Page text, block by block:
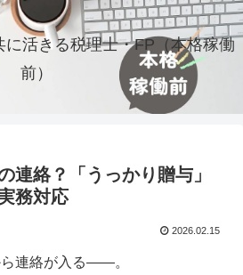
活きる税理士・FP（本格稼働
前）
連絡？「うっかり贈与」
務対応
2026.02.15
連絡が入る――。